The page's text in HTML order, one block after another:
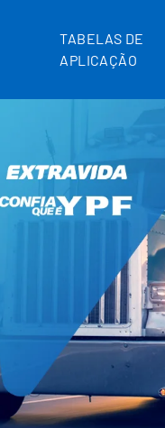
TABELAS DE
APLICAÇÃO